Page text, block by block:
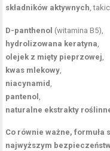
składników aktywnych,
D-panthenol (witamina B5),
hydrolizowana keratyna,
olejek z mięty pieprzowej,
kwas mlekowy,
niacynamid ,
pantenol ,
naturalne ekstrakty
Co równie ważne, formuła
najwyższym